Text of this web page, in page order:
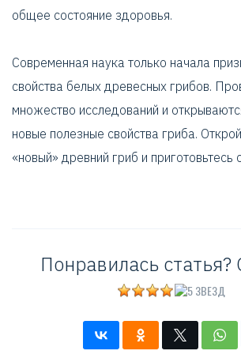
общее состояние здоровья.
Современная наука только начала
свойства белых древесных грибов.
множество исследований и
новые полезные свойства гриба.
«новый» древний гриб и приготовьтесь
Понравилась